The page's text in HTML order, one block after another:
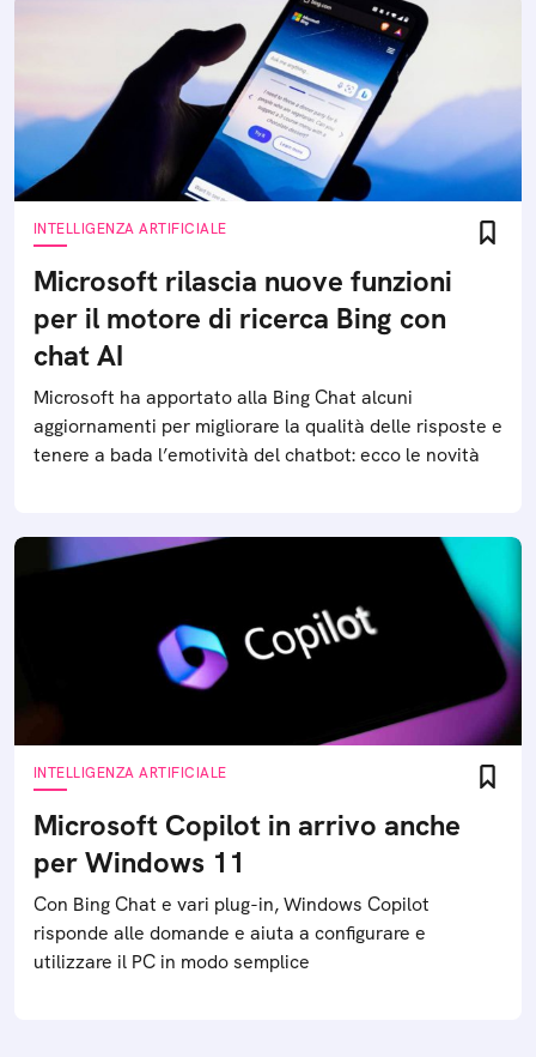
INTELLIGENZA ARTIFICIALE
Microsoft rilascia nuove funzioni
per il motore di ricerca Bing con
chat AI
Microsoft ha apportato alla Bing Chat alcuni
aggiornamenti per migliorare la qualità delle risposte e
tenere a bada l’emotività del chatbot: ecco le novità
INTELLIGENZA ARTIFICIALE
Microsoft Copilot in arrivo anche
per Windows 11
Con Bing Chat e vari plug-in, Windows Copilot
risponde alle domande e aiuta a configurare e
utilizzare il PC in modo semplice